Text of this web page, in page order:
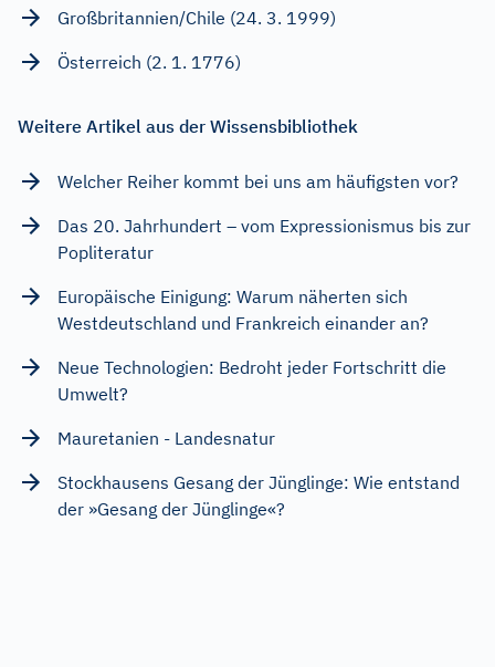
Großbritannien/Chile (24. 3. 1999)
Österreich (2. 1. 1776)
Weitere Artikel aus der Wissensbibliothek
Welcher Reiher kommt bei uns am häufigsten vor?
Das 20. Jahrhundert – vom Expressionismus bis zur
Popliteratur
Europäische Einigung: Warum näherten sich
Westdeutschland und Frankreich einander an?
Neue Technologien: Bedroht jeder Fortschritt die
Umwelt?
Mauretanien - Landesnatur
Stockhausens Gesang der Jünglinge: Wie entstand
der »Gesang der Jünglinge«?